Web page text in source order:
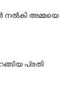
നൽകി അമ്മയെ
പ്രതി